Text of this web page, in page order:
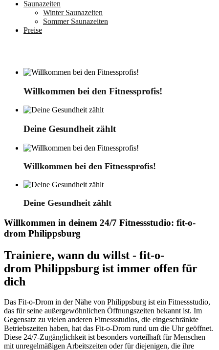
Saunazeiten
Winter Saunazeiten
Sommer Saunazeiten
Preise
Willkommen bei den Fitnessprofis!
Deine Gesundheit zählt
Willkommen bei den Fitnessprofis!
Deine Gesundheit zählt
Willkommen in deinem 24/7 Fitnessstudio: fit-o-
drom Philippsburg
Trainiere, wann du willst - fit-o-
drom Philippsburg ist immer offen für
dich
Das Fit-o-Drom in der Nähe von Philippsburg ist ein Fitnessstudio,
das für seine außergewöhnlichen Öffnungszeiten bekannt ist. Im
Gegensatz zu vielen anderen Fitnessstudios, die eingeschränkte
Betriebszeiten haben, hat das Fit-o-Drom rund um die Uhr geöffnet.
Diese 24/7-Zugänglichkeit ist besonders vorteilhaft für Menschen
mit unregelmäßigen Arbeitszeiten oder für diejenigen, die ihre